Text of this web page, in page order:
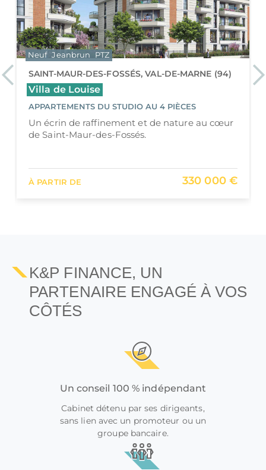
PreviousVILLENEUVE-SAINT-GEORGES, VAL-DE-MARNE
(94)
Résidence étudiante Villaneo Student
Villaneo Student - Résidence étudiante
À PARTIR DE 108 767 € HT
Neuf LMP/LMNP Résidences étudiantes
K&P FINANCE, UN
PARTENAIRE ENGAGÉ À VOS
CÔTÉS
Un conseil 100 % indépendant
Cabinet détenu par ses dirigeants,
sans lien avec un promoteur ou un
groupe bancaire.